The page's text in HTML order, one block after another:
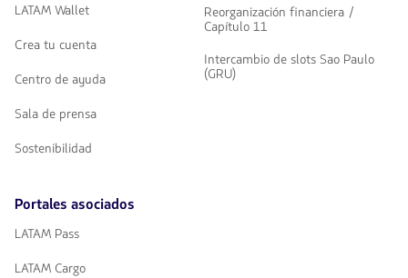
LATAM Wallet
Crea tu cuenta
Centro de ayuda
Sala de prensa
Sostenibilidad
Reorganización financiera /
Capítulo 11
Intercambio de slots Sao Paulo
(GRU)
Portales asociados
LATAM Pass
LATAM Cargo